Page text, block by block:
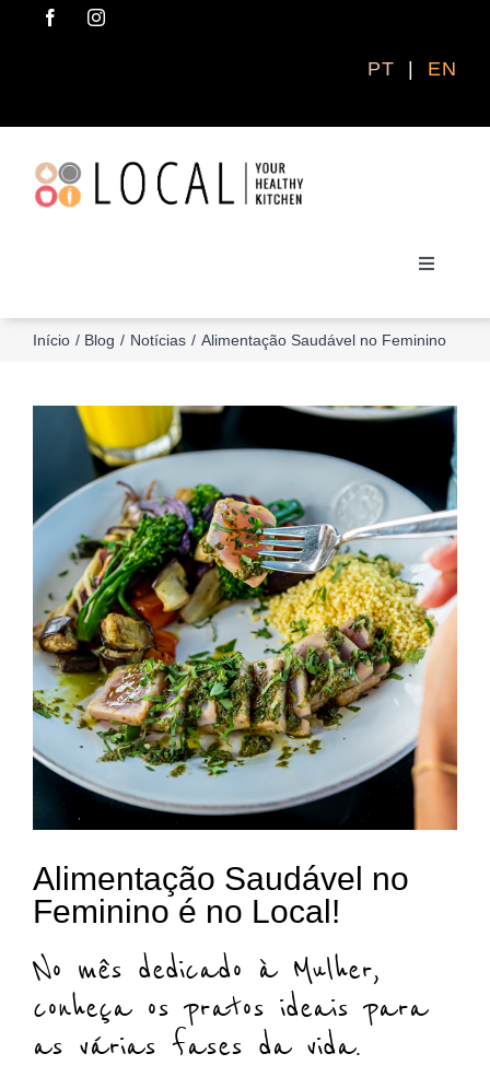
PT EN
Toggle
ENCOMENDAR AGORA
QUEM SOMOS
MENUS
RESTAURANTES
LOCAL GO
BLOG
JUNTA-TE A NÓS
Início Blog Notícias Alimentação Saudável no Feminino
Alimentação Saudável no
Feminino é no Local!
No mês dedicado à Mulher,
conheça os pratos ideais para
as várias fases da vida.